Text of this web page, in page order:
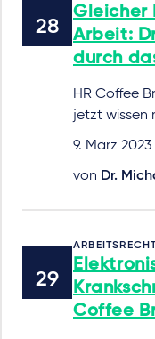
Gleicher
Arbeit:
durch
HR Coffee
jetzt wissen
9. März 2023
von Dr.
Coffee